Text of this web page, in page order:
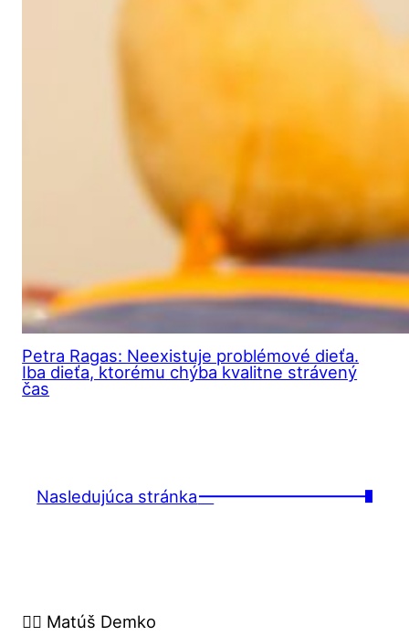
Petra Ragas: Neexistuje problémové dieťa.
Iba dieťa, ktorému chýba kvalitne strávený
čas
Nasledujúca stránka→
🙋‍♂️ Matúš Demko